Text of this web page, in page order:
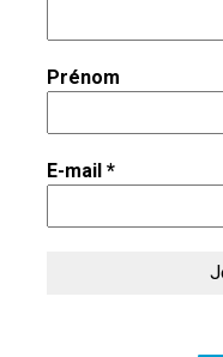
Prénom
E-mail *